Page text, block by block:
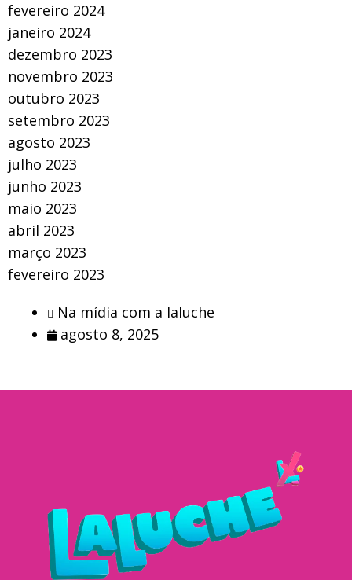
fevereiro 2024
janeiro 2024
dezembro 2023
novembro 2023
outubro 2023
setembro 2023
agosto 2023
julho 2023
junho 2023
maio 2023
abril 2023
março 2023
fevereiro 2023
Na mídia com a laluche
agosto 8, 2025